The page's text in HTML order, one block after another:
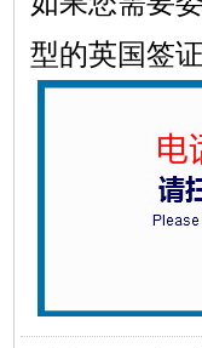
型的英国签